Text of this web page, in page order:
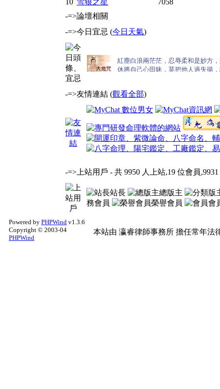
10 雪狼之星 7058
-=>論壇相關
-=>今日宜忌 (今日天氣)
-=>友情連結 (觀看全部)
-=>上站用戶 - 共 9950 人上站,19 位會員
站長
總版主
務會員
榮譽會員 會
Powered by PHPWind v1.3.6
Copyright © 2003-04
PHPWind
本站由 瀛睿律師事務所 擔任常年法